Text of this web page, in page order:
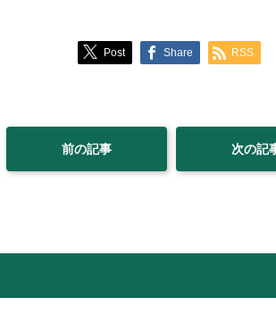
Post Share RSS
前の記事 次の記